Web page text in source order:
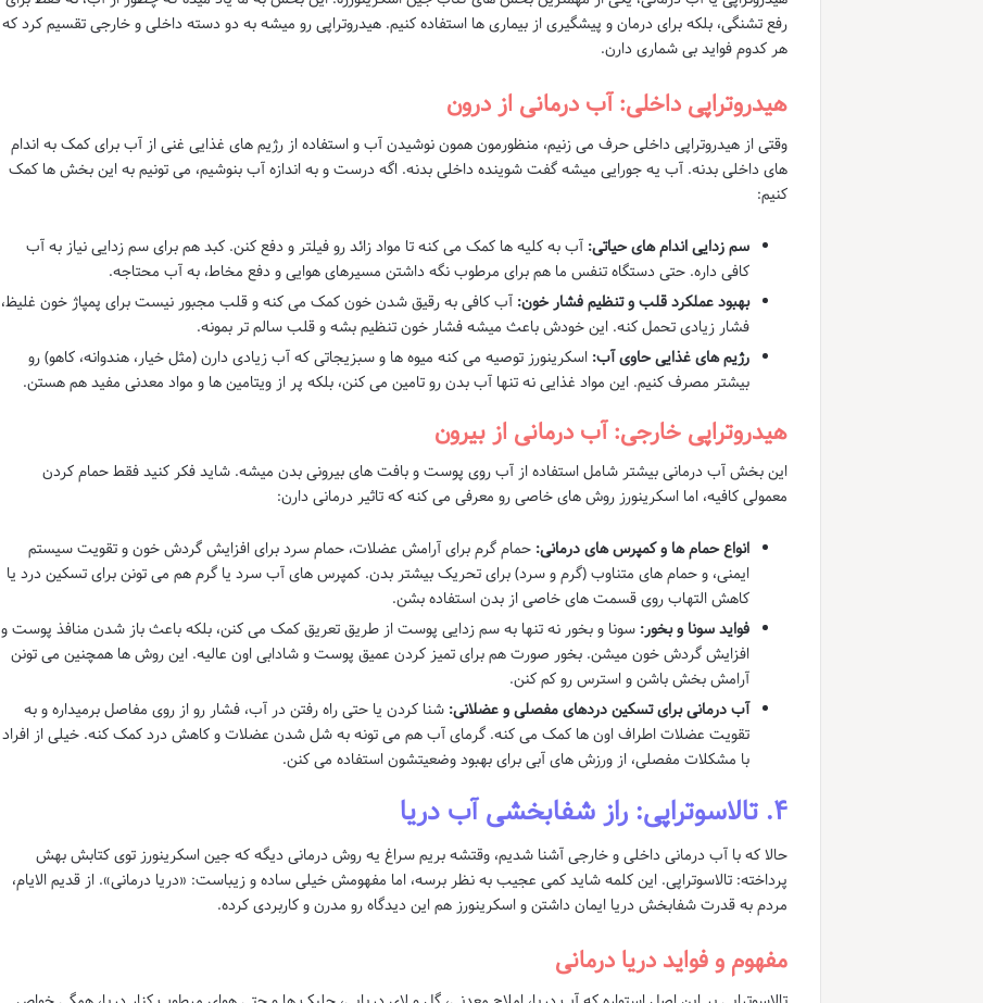
رفع تشنگی، بلکه برای درمان و پیشگیری از بیماری ها استفاده کنیم. هیدروتراپی رو میشه به دو دسته داخلی و خارجی تقسیم کرد که
هر کدوم فواید بی شماری دارن.
هیدروتراپی داخلی: آب درمانی از درون
وقتی از هیدروتراپی داخلی حرف می زنیم، منظورمون همون نوشیدن آب و استفاده از رژیم های غذایی غنی از آب برای کمک به اندام
های داخلی بدنه. آب یه جورایی میشه گفت شوینده داخلی بدنه. اگه درست و به اندازه آب بنوشیم، می تونیم به این بخش ها کمک
کنیم:
سم زدایی اندام های حیاتی: آب به کلیه ها کمک می کنه تا مواد زائد رو فیلتر و دفع کنن. کبد هم برای سم زدایی نیاز به آب
کافی داره. حتی دستگاه تنفس ما هم برای مرطوب نگه داشتن مسیرهای هوایی و دفع مخاط، به آب محتاجه.
بهبود عملکرد قلب و تنظیم فشار خون: آب کافی به رقیق شدن خون کمک می کنه و قلب مجبور نیست برای پمپاژ خون غلیظ،
فشار زیادی تحمل کنه. این خودش باعث میشه فشار خون تنظیم بشه و قلب سالم تر بمونه.
رژیم های غذایی حاوی آب: اسکرینورز توصیه می کنه میوه ها و سبزیجاتی که آب زیادی دارن (مثل خیار، هندوانه، کاهو) رو
بیشتر مصرف کنیم. این مواد غذایی نه تنها آب بدن رو تامین می کنن، بلکه پر از ویتامین ها و مواد معدنی مفید هم هستن.
هیدروتراپی خارجی: آب درمانی از بیرون
این بخش آب درمانی بیشتر شامل استفاده از آب روی پوست و بافت های بیرونی بدن میشه. شاید فکر کنید فقط حمام کردن
معمولی کافیه، اما اسکرینورز روش های خاصی رو معرفی می کنه که تاثیر درمانی دارن:
انواع حمام ها و کمپرس های درمانی: حمام گرم برای آرامش عضلات، حمام سرد برای افزایش گردش خون و تقویت سیستم
ایمنی، و حمام های متناوب (گرم و سرد) برای تحریک بیشتر بدن. کمپرس های آب سرد یا گرم هم می تونن برای تسکین درد یا
کاهش التهاب روی قسمت های خاصی از بدن استفاده بشن.
فواید سونا و بخور: سونا و بخور نه تنها به سم زدایی پوست از طریق تعریق کمک می کنن، بلکه باعث باز شدن منافذ پوست و
افزایش گردش خون میشن. بخور صورت هم برای تمیز کردن عمیق پوست و شادابی اون عالیه. این روش ها همچنین می تونن
آرامش بخش باشن و استرس رو کم کنن.
آب درمانی برای تسکین دردهای مفصلی و عضلانی: شنا کردن یا حتی راه رفتن در آب، فشار رو از روی مفاصل برمیداره و به
تقویت عضلات اطراف اون ها کمک می کنه. گرمای آب هم می تونه به شل شدن عضلات و کاهش درد کمک کنه. خیلی از افراد
با مشکلات مفصلی، از ورزش های آبی برای بهبود وضعیتشون استفاده می کنن.
۴. تالاسوتراپی: راز شفابخشی آب دریا
حالا که با آب درمانی داخلی و خارجی آشنا شدیم، وقتشه بریم سراغ یه روش درمانی دیگه که جین اسکرینورز توی کتابش بهش
پرداخته: تالاسوتراپی. این کلمه شاید کمی عجیب به نظر برسه، اما مفهومش خیلی ساده و زیباست: «دریا درمانی». از قدیم الایام،
مردم به قدرت شفابخش دریا ایمان داشتن و اسکرینورز هم این دیدگاه رو مدرن و کاربردی کرده.
مفهوم و فواید دریا درمانی